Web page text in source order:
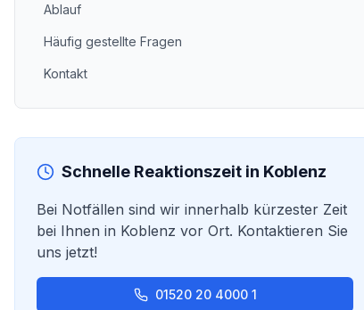
Ablauf
Häufig gestellte Fragen
Kontakt
Schnelle Reaktionszeit in Koblenz
Bei Notfällen sind wir innerhalb kürzester Zeit
bei Ihnen in Koblenz vor Ort. Kontaktieren Sie
uns jetzt!
01520 20 4000 1